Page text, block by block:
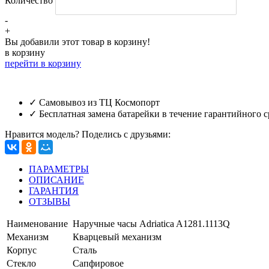
-
+
Вы добавили этот товар в корзину!
в корзину
перейти в корзину
✓ Самовывоз из ТЦ Космопорт
✓ Бесплатная замена батарейки в течение гарантийного
Нравится модель? Поделись с друзьями:
ПАРАМЕТРЫ
ОПИСАНИЕ
ГАРАНТИЯ
ОТЗЫВЫ
Наименование Наручные часы Adriatica A1281.1113Q
Механизм
Кварцевый механизм
Корпус
Сталь
Стекло
Cапфировое